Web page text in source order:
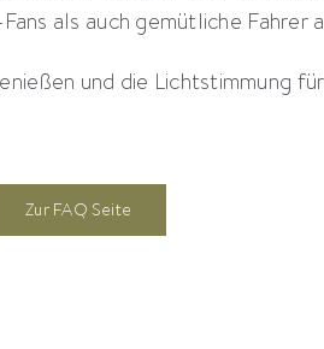
als auch gemütliche Fahrer
und die Lichtstimmung
Zur FAQ Seite